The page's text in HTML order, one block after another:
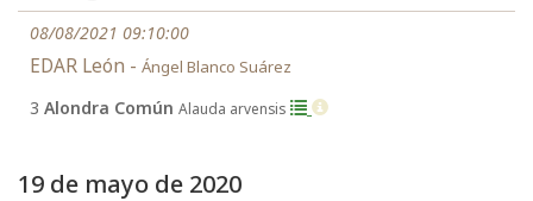
08/08/2021 09:10:00
EDAR León - Ángel Blanco Suárez
3 Alondra Común Alauda arvensis
19 de mayo de 2020